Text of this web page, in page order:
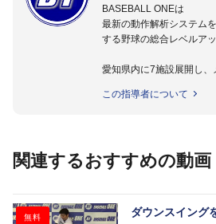
BASEBALL ONEは
最新の動作解析システム
する野球の総合レベルアッ
愛知県内に7施設展開し
動作解析システムを用い
この指導者について
関連するおすすめの動画
無料 ダウンスイング